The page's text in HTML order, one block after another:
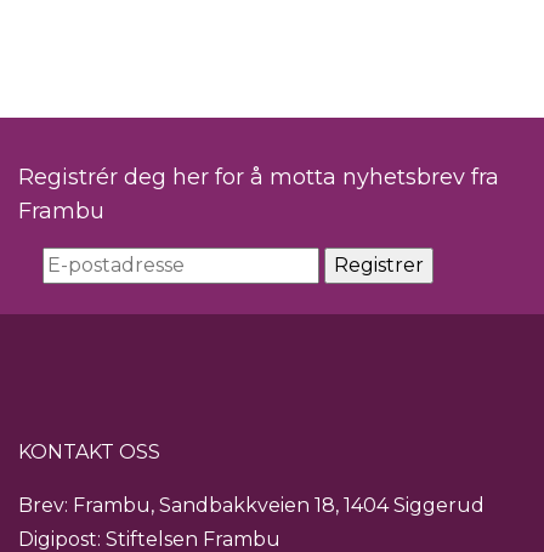
Registrér deg her for å motta nyhetsbrev fra
Frambu
KONTAKT OSS
Brev: Frambu, Sandbakkveien 18, 1404 Siggerud
Digipost: Stiftelsen Frambu